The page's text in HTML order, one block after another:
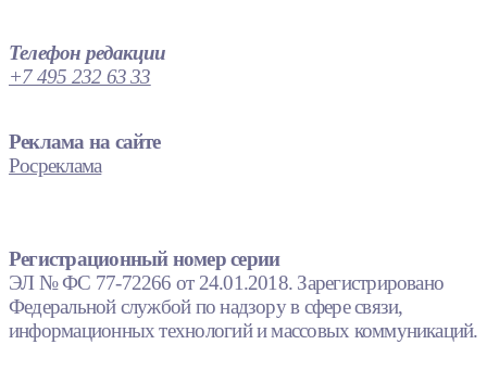
Телефон редакции
+7 495 232 63 33
Реклама на сайте
Росреклама
Регистрационный номер серии
ЭЛ № ФС 77-72266 от 24.01.2018. Зарегистрировано
Федеральной службой по надзору в сфере связи,
информационных технологий и массовых коммуникаций.